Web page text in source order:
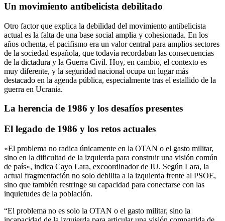
Un movimiento antibelicista debilitado
Otro factor que explica la debilidad del movimiento antibelicista
actual es la falta de una base social amplia y cohesionada. En los
años ochenta, el pacifismo era un valor central para amplios sectores
de la sociedad española, que todavía recordaban las consecuencias
de la dictadura y la Guerra Civil. Hoy, en cambio, el contexto es
muy diferente, y la seguridad nacional ocupa un lugar más
destacado en la agenda pública, especialmente tras el estallido de la
guerra en Ucrania.
La herencia de 1986 y los desafíos presentes
El legado de 1986 y los retos actuales
«El problema no radica únicamente en la OTAN o el gasto militar,
sino en la dificultad de la izquierda para construir una visión común
de país», indica Cayo Lara, excoordinador de IU. Según Lara, la
actual fragmentación no solo debilita a la izquierda frente al PSOE,
sino que también restringe su capacidad para conectarse con las
inquietudes de la población.
“El problema no es solo la OTAN o el gasto militar, sino la